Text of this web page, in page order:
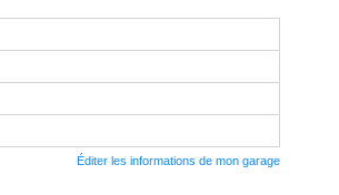
Éditer les informations de mon garage